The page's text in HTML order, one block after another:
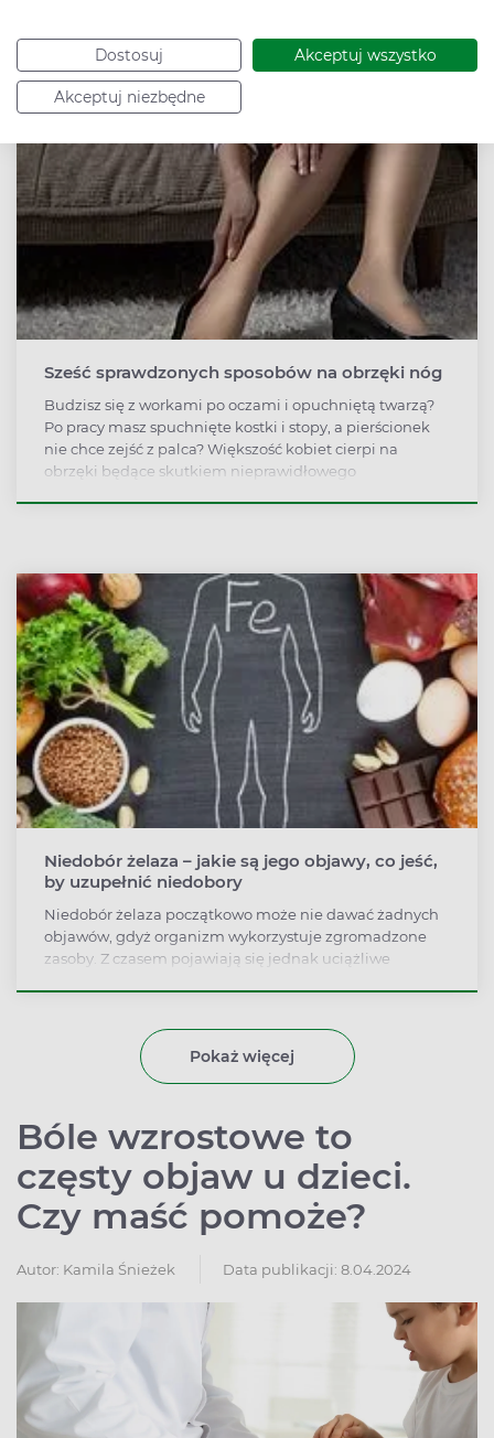
Dostosuj Akceptuj wszystko
Akceptuj niezbędne
Sześć sprawdzonych sposobów na obrzęki nóg
Budzisz się z workami po oczami i opuchniętą twarzą?
Po pracy masz spuchnięte kostki i stopy, a pierścionek
nie chce zejść z palca? Większość kobiet cierpi na
obrzęki będące skutkiem nieprawidłowego
Niedobór żelaza – jakie są jego objawy, co jeść,
by uzupełnić niedobory
Niedobór żelaza początkowo może nie dawać żadnych
objawów, gdyż organizm wykorzystuje zgromadzone
zasoby. Z czasem pojawiają się jednak uciążliwe
Pokaż więcej
Bóle wzrostowe to
częsty objaw u dzieci.
Czy maść pomoże?
Autor: Kamila Śnieżek Data publikacji: 8.04.2024